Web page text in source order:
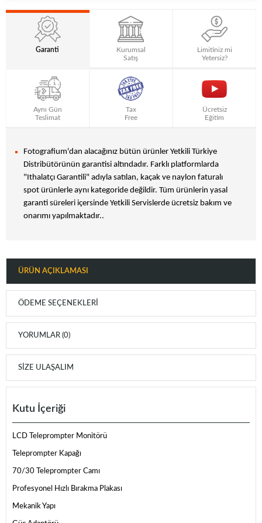
Garanti
Kurumsal
Satış
Limitiniz mi
Yetersiz?
Aynı Gün
Teslimat
Tax
Free
Ücretsiz
Eğitim
Fotografium'dan alacağınız bütün ürünler Yetkili Türkiye
Distribütörünün garantisi altındadır. Farklı platformlarda
"Ithalatçı Garantili" adıyla satılan, kaçak ve naylon faturalı
spot ürünlerle aynı kategoride değildir. Tüm ürünlerin yasal
garanti süreleri içersinde Yetkili Servislerde ücretsiz bakım ve
onarımı yapılmaktadır..
ÜRÜN AÇIKLAMASI
ÖDEME SEÇENEKLERI
YORUMLAR (0)
SIZE ULAŞALIM
Kutu İçeriği
LCD Teleprompter Monitörü
Teleprompter Kapağı
70/30 Teleprompter Camı
Profesyonel Hızlı Bırakma Plakası
Mekanik Yapı